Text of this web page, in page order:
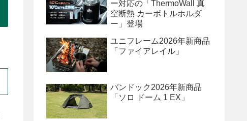
ー対応の「ThermoWall 真
空断熱 カーボトルホルダ
ー」登場
ユニフレーム2026年新商品
「ファイアレイル」
バンドック2026年新商品
「ソロ ドーム 1 EX」